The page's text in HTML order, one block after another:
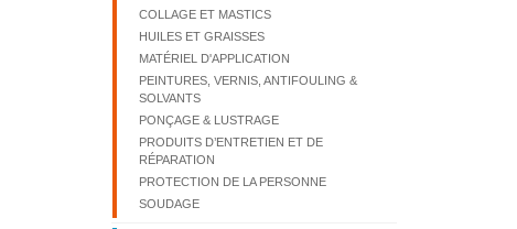
COLLAGE ET MASTICS
HUILES ET GRAISSES
MATÉRIEL D'APPLICATION
PEINTURES, VERNIS, ANTIFOULING &
SOLVANTS
PONÇAGE & LUSTRAGE
PRODUITS D’ENTRETIEN ET DE
RÉPARATION
PROTECTION DE LA PERSONNE
SOUDAGE